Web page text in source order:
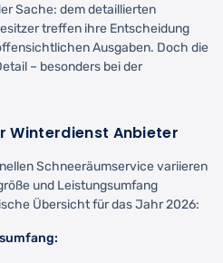
Sache: dem detaillierten
treffen ihre Entscheidung
Ausgaben. Doch die
– besonders bei der
Winterdienst Anbieter
Schneeräumservice variieren
und Leistungsumfang
Übersicht für das Jahr 2026: